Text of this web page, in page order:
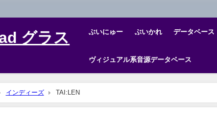
グラス
ぶいにゅー ぶいかれ データベース
ヴィジュアル系音源データベース
インディーズ TAI:LEN